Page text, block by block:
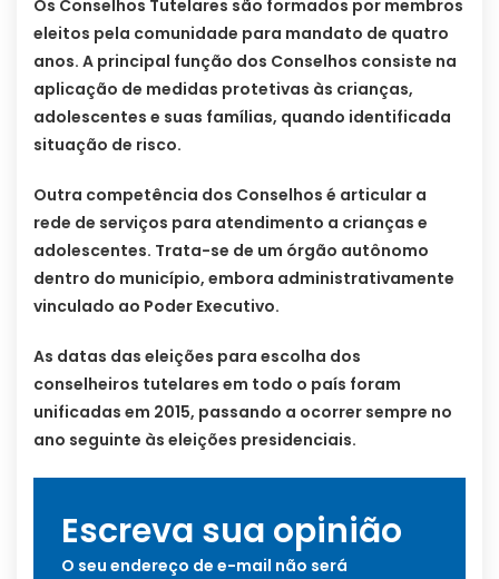
Os Conselhos Tutelares são formados por membros
eleitos pela comunidade para mandato de quatro
anos. A principal função dos Conselhos consiste na
aplicação de medidas protetivas às crianças,
adolescentes e suas famílias, quando identificada
situação de risco.
Outra competência dos Conselhos é articular a
rede de serviços para atendimento a crianças e
adolescentes. Trata-se de um órgão autônomo
dentro do município, embora administrativamente
vinculado ao Poder Executivo.
As datas das eleições para escolha dos
conselheiros tutelares em todo o país foram
unificadas em 2015, passando a ocorrer sempre no
ano seguinte às eleições presidenciais.
Escreva sua opinião
O seu endereço de e-mail não será